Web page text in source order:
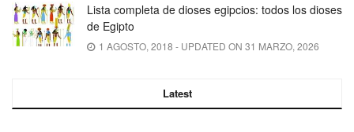
Lista completa de dioses egipcios: todos los dioses
de Egipto
1 AGOSTO, 2018 - UPDATED ON 31 MARZO, 2026
Latest